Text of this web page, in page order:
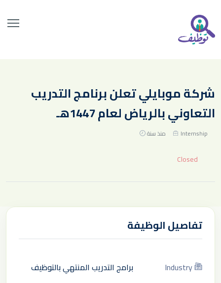
شركة موبايلي تعلن برنامج التدريب
التعاوني بالرياض لعام 1447هـ
Internship منذ سنة
Closed
تفاصيل الوظيفة
Industry
برامج التدريب المنتهي بالتوظيف